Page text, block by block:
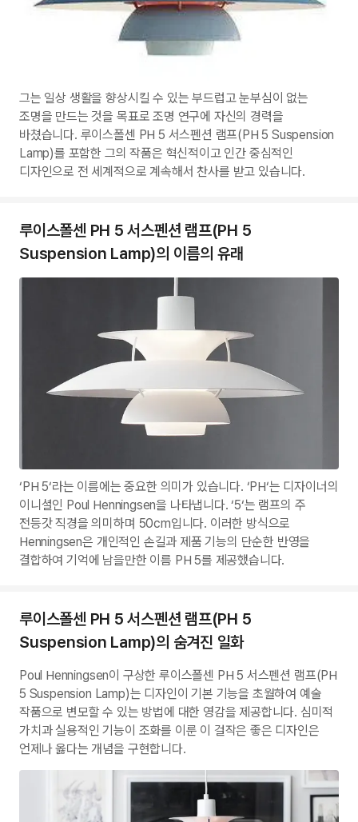
그는 일상 생활을 향상시킬 수 있는 부드럽고 눈부심이 없는
조명을 만드는 것을 목표로 조명 연구에 자신의 경력을
바쳤습니다. 루이스폴센 PH 5 서스펜션 램프(PH 5 Suspension
Lamp)를 포함한 그의 작품은 혁신적이고 인간 중심적인
디자인으로 전 세계적으로 계속해서 찬사를 받고 있습니다.
루이스폴센 PH 5 서스펜션 램프(PH 5
Suspension Lamp)의 이름의 유래
‘PH 5‘라는 이름에는 중요한 의미가 있습니다. ‘PH‘는 디자이너의
이니셜인 Poul Henningsen을 나타냅니다. ‘5‘는 램프의 주
전등갓 직경을 의미하며 50cm입니다. 이러한 방식으로
Henningsen은 개인적인 손길과 제품 기능의 단순한 반영을
결합하여 기억에 남을만한 이름 PH 5를 제공했습니다.
루이스폴센 PH 5 서스펜션 램프(PH 5
Suspension Lamp)의 숨겨진 일화
Poul Henningsen이 구상한 루이스폴센 PH 5 서스펜션 램프(PH
5 Suspension Lamp)는 디자인이 기본 기능을 초월하여 예술
작품으로 변모할 수 있는 방법에 대한 영감을 제공합니다. 심미적
가치과 실용적인 기능이 조화를 이룬 이 걸작은 좋은 디자인은
언제나 옳다는 개념을 구현합니다.